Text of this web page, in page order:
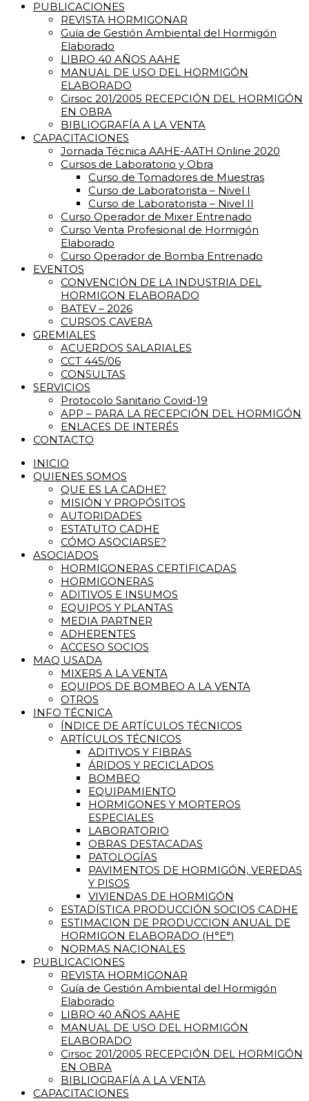
PUBLICACIONES
REVISTA HORMIGONAR
Guía de Gestión Ambiental del Hormigón
Elaborado
LIBRO 40 AÑOS AAHE
MANUAL DE USO DEL HORMIGÓN
ELABORADO
Cirsoc 201/2005 RECEPCIÓN DEL HORMIGÓN
EN OBRA
BIBLIOGRAFÍA A LA VENTA
CAPACITACIONES
Jornada Técnica AAHE-AATH Online 2020
Cursos de Laboratorio y Obra
Curso de Tomadores de Muestras
Curso de Laboratorista – Nivel I
Curso de Laboratorista – Nivel II
Curso Operador de Mixer Entrenado
Curso Venta Profesional de Hormigón
Elaborado
Curso Operador de Bomba Entrenado
EVENTOS
CONVENCIÓN DE LA INDUSTRIA DEL
HORMIGON ELABORADO
BATEV – 2026
CURSOS CAVERA
GREMIALES
ACUERDOS SALARIALES
CCT 445/06
CONSULTAS
SERVICIOS
Protocolo Sanitario Covid-19
APP – PARA LA RECEPCIÓN DEL HORMIGÓN
ENLACES DE INTERÉS
CONTACTO
INICIO
QUIENES SOMOS
QUE ES LA CADHE?
MISIÓN Y PROPÓSITOS
AUTORIDADES
ESTATUTO CADHE
CÓMO ASOCIARSE?
ASOCIADOS
HORMIGONERAS CERTIFICADAS
HORMIGONERAS
ADITIVOS E INSUMOS
EQUIPOS Y PLANTAS
MEDIA PARTNER
ADHERENTES
ACCESO SOCIOS
MAQ USADA
MIXERS A LA VENTA
EQUIPOS DE BOMBEO A LA VENTA
OTROS
INFO TÉCNICA
ÍNDICE DE ARTÍCULOS TÉCNICOS
ARTÍCULOS TÉCNICOS
ADITIVOS Y FIBRAS
ÁRIDOS Y RECICLADOS
BOMBEO
EQUIPAMIENTO
HORMIGONES Y MORTEROS
ESPECIALES
LABORATORIO
OBRAS DESTACADAS
PATOLOGÍAS
PAVIMENTOS DE HORMIGÓN, VEREDAS
Y PISOS
VIVIENDAS DE HORMIGÓN
ESTADÍSTICA PRODUCCIÓN SOCIOS CADHE
ESTIMACION DE PRODUCCION ANUAL DE
HORMIGON ELABORADO (H°E°)
NORMAS NACIONALES
PUBLICACIONES
REVISTA HORMIGONAR
Guía de Gestión Ambiental del Hormigón
Elaborado
LIBRO 40 AÑOS AAHE
MANUAL DE USO DEL HORMIGÓN
ELABORADO
Cirsoc 201/2005 RECEPCIÓN DEL HORMIGÓN
EN OBRA
BIBLIOGRAFÍA A LA VENTA
CAPACITACIONES